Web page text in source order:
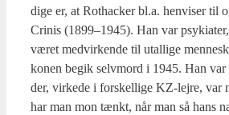
di­ge er, at Rot­ha­ck­er bl.a. hen­vi­ser til
Cri­nis (1899–1945). Han var
været med­vir­ken­de til utal­li­ge
konen begik selv­mord i 1945. Han
der, vir­ke­de i for­skel­li­ge KZ-lej­re, var
har man mon tænkt, når man så hans